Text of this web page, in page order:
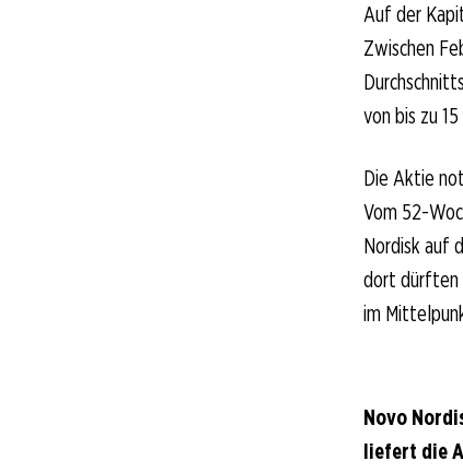
Auf der
Zwischen
von bis zu
Die Aktie
Vom 52-
Nordisk auf
dort dürften
im
Novo
liefert die